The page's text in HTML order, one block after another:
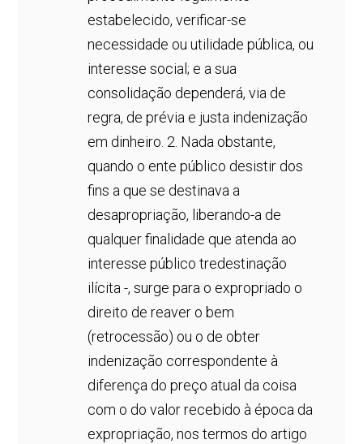
estabelecido, verificar-se
necessidade ou utilidade pública, ou
interesse social; e a sua
consolidação dependerá, via de
regra, de prévia e justa indenização
em dinheiro. 2. Nada obstante,
quando o ente público desistir dos
fins a que se destinava a
desapropriação, liberando-a de
qualquer finalidade que atenda ao
interesse público tredestinação
ilícita -, surge para o expropriado o
direito de reaver o bem
(retrocessão) ou o de obter
indenização correspondente à
diferença do preço atual da coisa
com o do valor recebido à época da
expropriação, nos termos do artigo